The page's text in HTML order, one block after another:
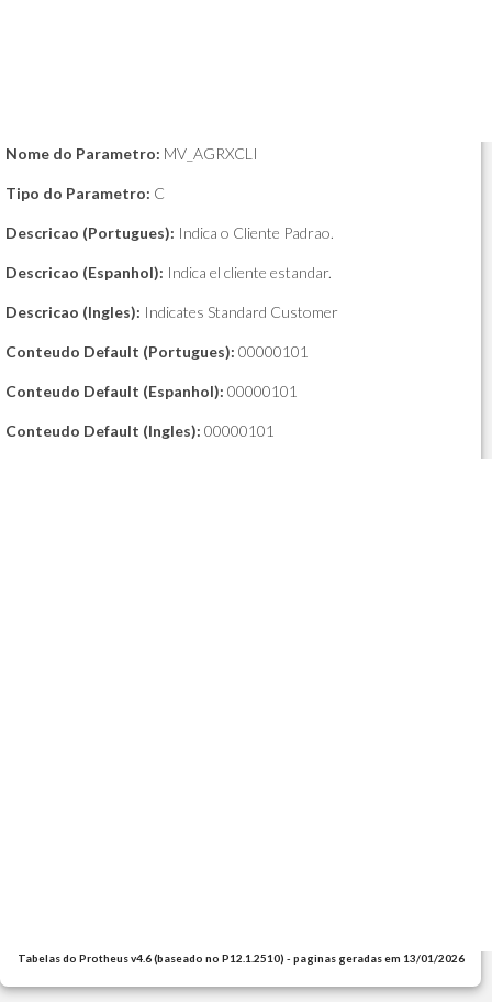
Nome do Parametro: MV_AGRXCLI
Tipo do Parametro: C
Descricao (Portugues): Indica o Cliente Padrao.
Descricao (Espanhol): Indica el cliente estandar.
Descricao (Ingles): Indicates Standard Customer
Conteudo Default (Portugues): 00000101
Conteudo Default (Espanhol): 00000101
Conteudo Default (Ingles): 00000101
Tabelas do Protheus v4.6 (baseado no P12.1.2510) - paginas geradas em 13/01/2026